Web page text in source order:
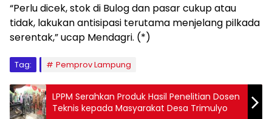
“Perlu dicek, stok di Bulog dan pasar cukup atau
tidak, lakukan antisipasi terutama menjelang pilkada
serentak,” ucap Mendagri. (*)
Tag: Pemprov Lampung
LPPM Serahkan Produk Hasil Penelitian Dosen
Teknis kepada Masyarakat Desa Trimulyo